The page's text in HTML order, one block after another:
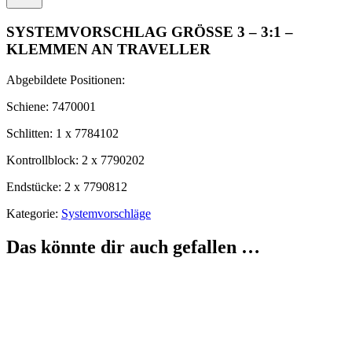
SYSTEMVORSCHLAG GRÖSSE 3 – 3:1 –
KLEMMEN AN TRAVELLER
Abgebildete Positionen:
Schiene: 7470001
Schlitten: 1 x 7784102
Kontrollblock: 2 x 7790202
Endstücke: 2 x 7790812
Kategorie: Systemvorschläge
Das könnte dir auch gefallen …